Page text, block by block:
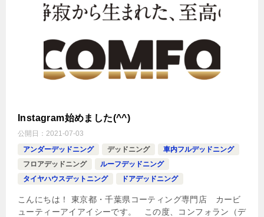
Instagram始めました(^^)
公開日： 2021-07-03
アンダーデッドニング
デッドニング
車内フルデッドニング
フロアデッドニング
ルーフデッドニング
タイヤハウスデットニング
ドアデッドニング
こんにちは！ 東京都・千葉県コーティング専門店 カービ
ューティーアイアイシーです。 この度、コンフォラン（デ